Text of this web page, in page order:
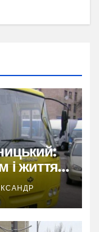
і життям